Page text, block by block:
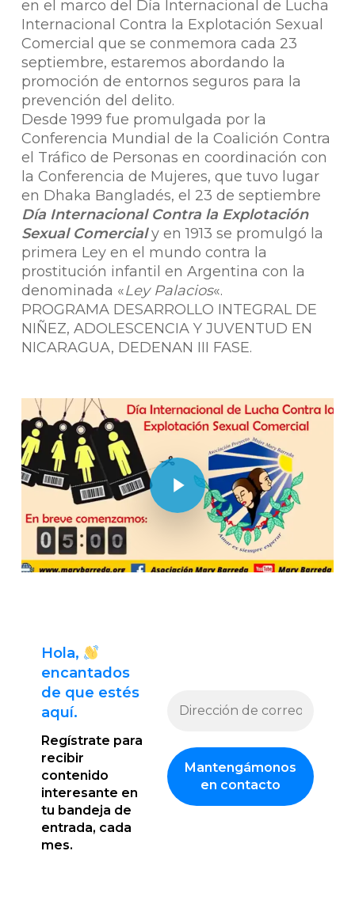
en el marco del Día Internacional de Lucha
Internacional Contra la Explotación Sexual
Comercial que se conmemora cada 23
septiembre, estaremos abordando la
promoción de entornos seguros para la
prevención del delito.
Desde 1999 fue promulgada por la
Conferencia Mundial de la Coalición Contra
el Tráfico de Personas en coordinación con
la Conferencia de Mujeres, que tuvo lugar
en Dhaka Bangladés, el 23 de septiembre
Día Internacional Contra la Explotación
Sexual Comercialy en 1913 se promulgó la
primera Ley en el mundo contra la
prostitución infantil en Argentina con la
denominada «Ley Palacios«.
PROGRAMA DESARROLLO INTEGRAL DE
NIÑEZ, ADOLESCENCIA Y JUVENTUD EN
NICARAGUA, DEDENAN III FASE.
Play Video
Play Video
Hola,
encantados
de que estés
aquí.
Regístrate para
recibir
contenido
interesante en
tu bandeja de
entrada, cada
mes.